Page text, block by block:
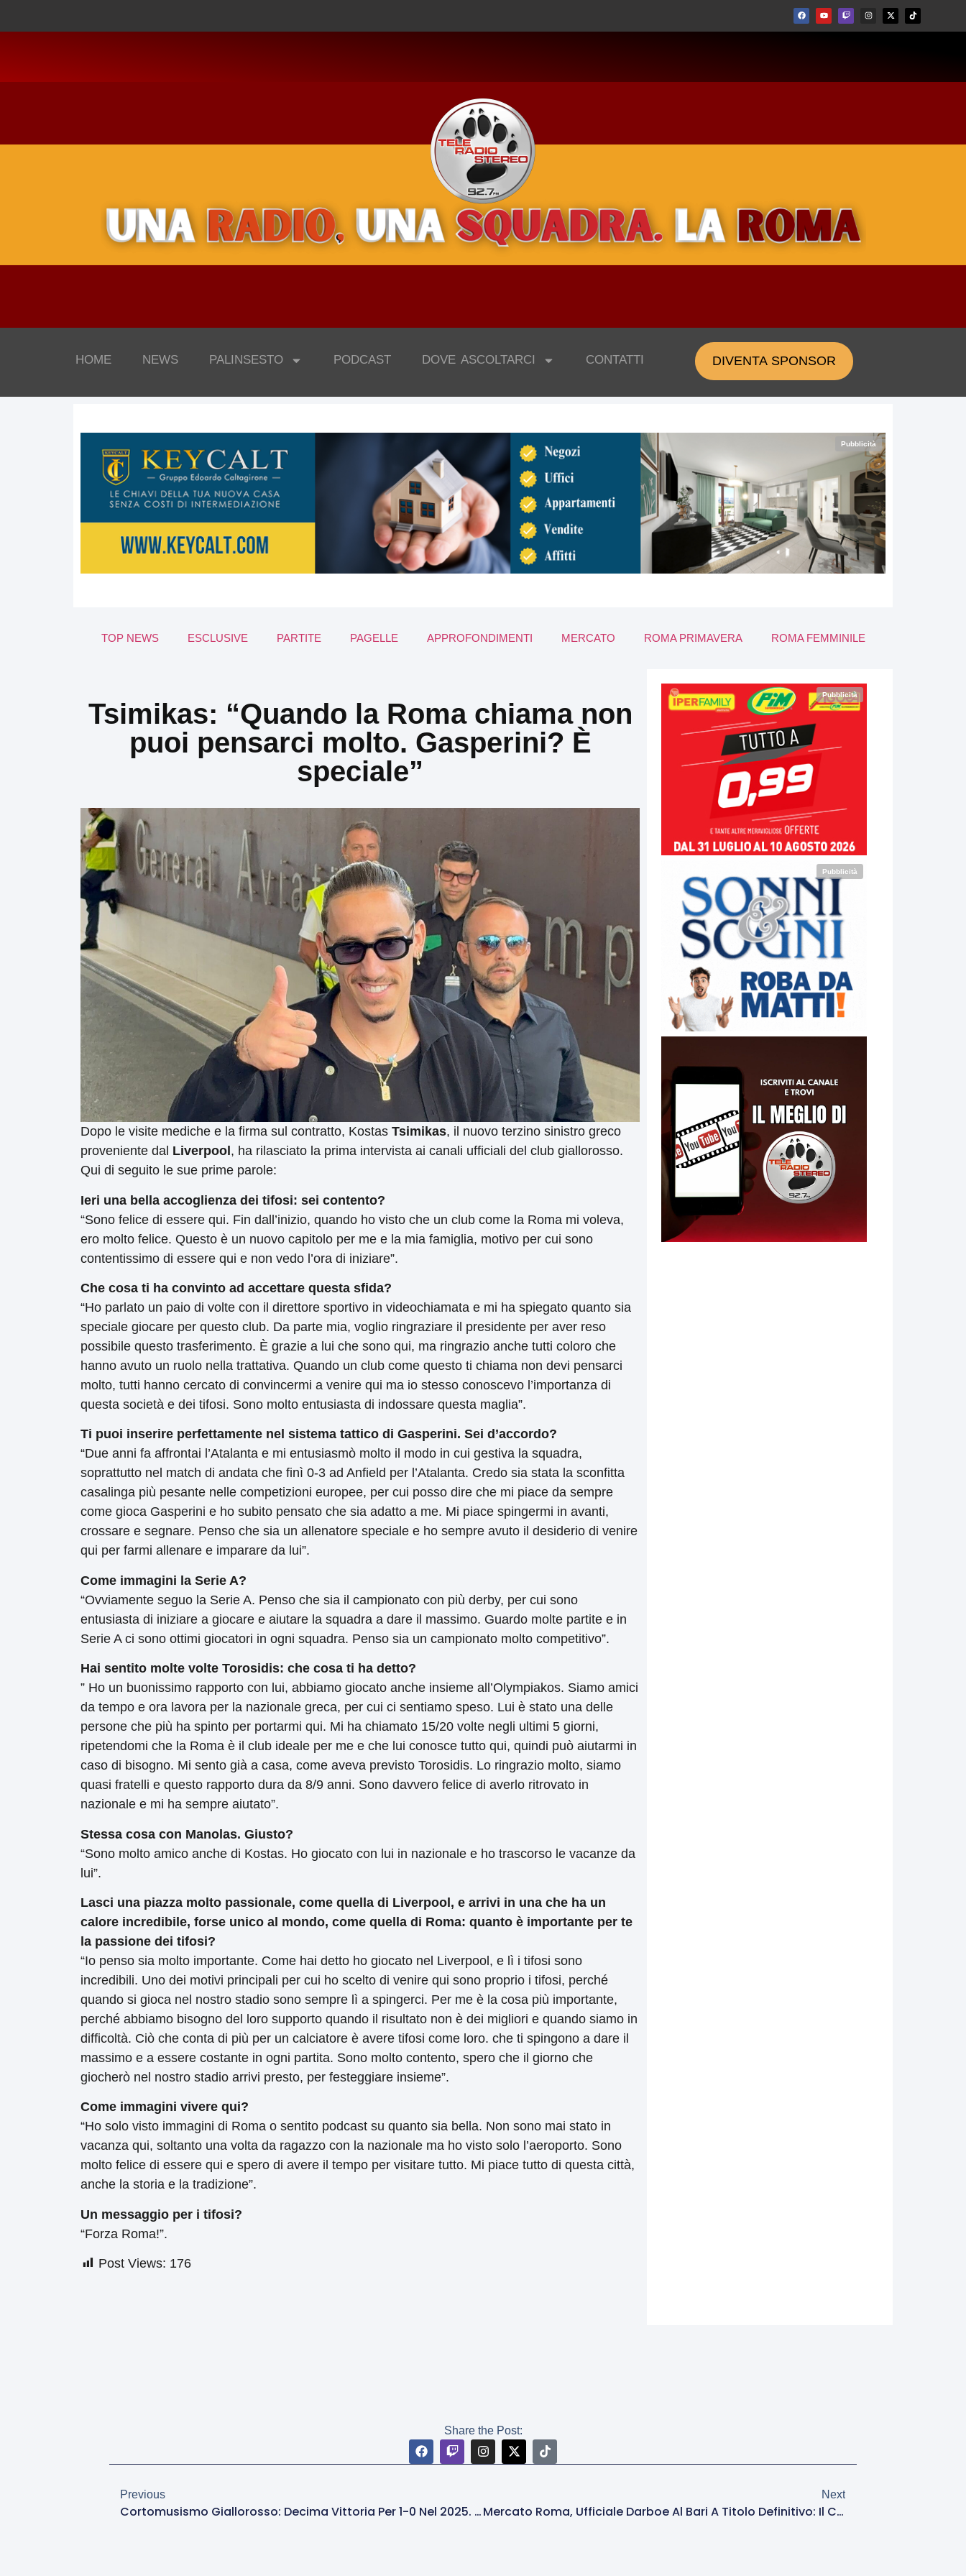
HOME NEWS PALINSESTO PODCAST DOVE ASCOLTARCI CONTATTI DIVENTA SPONSOR
Pubblicità
TOP NEWS ESCLUSIVE PARTITE PAGELLE APPROFONDIMENTI MERCATO ROMA PRIMAVERA ROMA FEMMINILE
Tsimikas: “Quando la Roma chiama non
puoi pensarci molto. Gasperini? È
speciale”
Dopo le visite mediche e la firma sul contratto, Kostas Tsimikas, il nuovo terzino sinistro greco
proveniente dal Liverpool , ha rilasciato la prima intervista ai canali ufficiali del club giallorosso.
Qui di seguito le sue prime parole:
Ieri una bella accoglienza dei tifosi: sei contento?
“Sono felice di essere qui. Fin dall’inizio, quando ho visto che un club come la Roma mi voleva,
ero molto felice. Questo è un nuovo capitolo per me e la mia famiglia, motivo per cui sono
contentissimo di essere qui e non vedo l’ora di iniziare”.
Che cosa ti ha convinto ad accettare questa sfida?
“Ho parlato un paio di volte con il direttore sportivo in videochiamata e mi ha spiegato quanto sia
speciale giocare per questo club. Da parte mia, voglio ringraziare il presidente per aver reso
possibile questo trasferimento. È grazie a lui che sono qui, ma ringrazio anche tutti coloro che
hanno avuto un ruolo nella trattativa. Quando un club come questo ti chiama non devi pensarci
molto, tutti hanno cercato di convincermi a venire qui ma io stesso conoscevo l’importanza di
questa società e dei tifosi. Sono molto entusiasta di indossare questa maglia”.
Ti puoi inserire perfettamente nel sistema tattico di Gasperini. Sei d’accordo?
“Due anni fa affrontai l’Atalanta e mi entusiasmò molto il modo in cui gestiva la squadra,
soprattutto nel match di andata che finì 0-3 ad Anfield per l’Atalanta. Credo sia stata la sconfitta
casalinga più pesante nelle competizioni europee, per cui posso dire che mi piace da sempre
come gioca Gasperini e ho subito pensato che sia adatto a me. Mi piace spingermi in avanti,
crossare e segnare. Penso che sia un allenatore speciale e ho sempre avuto il desiderio di venire
qui per farmi allenare e imparare da lui”.
Come immagini la Serie A?
“Ovviamente seguo la Serie A. Penso che sia il campionato con più derby, per cui sono
entusiasta di iniziare a giocare e aiutare la squadra a dare il massimo. Guardo molte partite e in
Serie A ci sono ottimi giocatori in ogni squadra. Penso sia un campionato molto competitivo”.
Hai sentito molte volte Torosidis: che cosa ti ha detto?
” Ho un buonissimo rapporto con lui, abbiamo giocato anche insieme all’Olympiakos. Siamo amici
da tempo e ora lavora per la nazionale greca, per cui ci sentiamo speso. Lui è stato una delle
persone che più ha spinto per portarmi qui. Mi ha chiamato 15/20 volte negli ultimi 5 giorni,
ripetendomi che la Roma è il club ideale per me e che lui conosce tutto qui, quindi può aiutarmi in
caso di bisogno. Mi sento già a casa, come aveva previsto Torosidis. Lo ringrazio molto, siamo
quasi fratelli e questo rapporto dura da 8/9 anni. Sono davvero felice di averlo ritrovato in
nazionale e mi ha sempre aiutato”.
Stessa cosa con Manolas. Giusto?
“Sono molto amico anche di Kostas. Ho giocato con lui in nazionale e ho trascorso le vacanze da
lui”.
Lasci una piazza molto passionale, come quella di Liverpool, e arrivi in una che ha un
calore incredibile, forse unico al mondo, come quella di Roma: quanto è importante per te
la passione dei tifosi?
“Io penso sia molto importante. Come hai detto ho giocato nel Liverpool, e lì i tifosi sono
incredibili. Uno dei motivi principali per cui ho scelto di venire qui sono proprio i tifosi, perché
quando si gioca nel nostro stadio sono sempre lì a spingerci. Per me è la cosa più importante,
perché abbiamo bisogno del loro supporto quando il risultato non è dei migliori e quando siamo in
difficoltà. Ciò che conta di più per un calciatore è avere tifosi come loro. che ti spingono a dare il
massimo e a essere costante in ogni partita. Sono molto contento, spero che il giorno che
giocherò nel nostro stadio arrivi presto, per festeggiare insieme”.
Come immagini vivere qui?
“Ho solo visto immagini di Roma o sentito podcast su quanto sia bella. Non sono mai stato in
vacanza qui, soltanto una volta da ragazzo con la nazionale ma ho visto solo l’aeroporto. Sono
molto felice di essere qui e spero di avere il tempo per visitare tutto. Mi piace tutto di questa città,
anche la storia e la tradizione”.
Un messaggio per i tifosi?
“Forza Roma!”.
Post Views: 176
Pubblicità
Pubblicità
Share the Post:
Previous
Cortomusismo Giallorosso: Decima Vittoria Per 1-0 Nel 2025. Soulé Match-Winner In 4 Occasioni
Next
Mercato Roma, Ufficiale Darboe Al Bari A Titolo Definitivo: Il Comunicato